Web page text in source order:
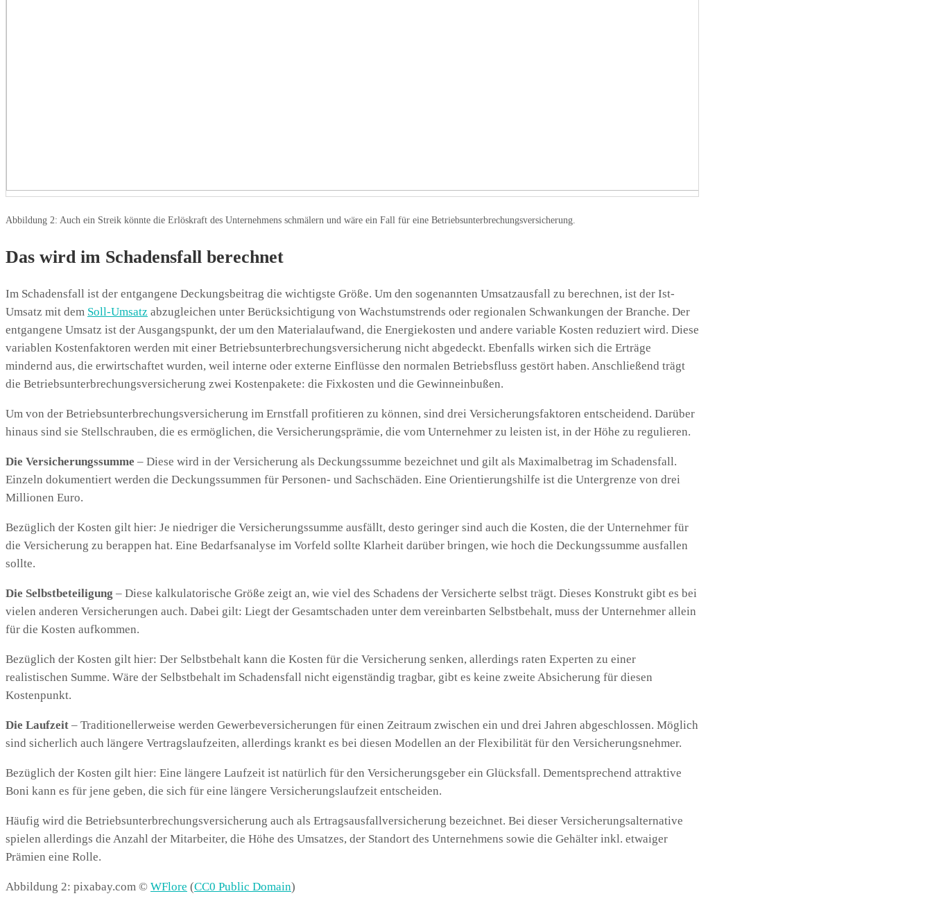
Abbildung 2: Auch ein Streik könnte die Erlöskraft des Unternehmens schmälern und wäre ein Fall für eine Betriebsunterbrechungsversicherung.
Das wird im Schadensfall berechnet
Im Schadensfall ist der entgangene Deckungsbeitrag die wichtigste Größe. Um den sogenannten Umsatzausfall zu berechnen, ist der Ist-
Umsatz mit dem Soll-Umsatz abzugleichen unter Berücksichtigung von Wachstumstrends oder regionalen Schwankungen der Branche. Der
entgangene Umsatz ist der Ausgangspunkt, der um den Materialaufwand, die Energiekosten und andere variable Kosten reduziert wird. Diese
variablen Kostenfaktoren werden mit einer Betriebsunterbrechungsversicherung nicht abgedeckt. Ebenfalls wirken sich die Erträge
mindernd aus, die erwirtschaftet wurden, weil interne oder externe Einflüsse den normalen Betriebsfluss gestört haben. Anschließend trägt
die Betriebsunterbrechungsversicherung zwei Kostenpakete: die Fixkosten und die Gewinneinbußen.
Um von der Betriebsunterbrechungsversicherung im Ernstfall profitieren zu können, sind drei Versicherungsfaktoren entscheidend. Darüber
hinaus sind sie Stellschrauben, die es ermöglichen, die Versicherungsprämie, die vom Unternehmer zu leisten ist, in der Höhe zu regulieren.
Die Versicherungssumme – Diese wird in der Versicherung als Deckungssumme bezeichnet und gilt als Maximalbetrag im Schadensfall.
Einzeln dokumentiert werden die Deckungssummen für Personen- und Sachschäden. Eine Orientierungshilfe ist die Untergrenze von drei
Millionen Euro.
Bezüglich der Kosten gilt hier: Je niedriger die Versicherungssumme ausfällt, desto geringer sind auch die Kosten, die der Unternehmer für
die Versicherung zu berappen hat. Eine Bedarfsanalyse im Vorfeld sollte Klarheit darüber bringen, wie hoch die Deckungssumme ausfallen
sollte.
Die Selbstbeteiligung – Diese kalkulatorische Größe zeigt an, wie viel des Schadens der Versicherte selbst trägt. Dieses Konstrukt gibt es bei
vielen anderen Versicherungen auch. Dabei gilt: Liegt der Gesamtschaden unter dem vereinbarten Selbstbehalt, muss der Unternehmer allein
für die Kosten aufkommen.
Bezüglich der Kosten gilt hier: Der Selbstbehalt kann die Kosten für die Versicherung senken, allerdings raten Experten zu einer
realistischen Summe. Wäre der Selbstbehalt im Schadensfall nicht eigenständig tragbar, gibt es keine zweite Absicherung für diesen
Kostenpunkt.
Die Laufzeit – Traditionellerweise werden Gewerbeversicherungen für einen Zeitraum zwischen ein und drei Jahren abgeschlossen. Möglich
sind sicherlich auch längere Vertragslaufzeiten, allerdings krankt es bei diesen Modellen an der Flexibilität für den Versicherungsnehmer.
Bezüglich der Kosten gilt hier: Eine längere Laufzeit ist natürlich für den Versicherungsgeber ein Glücksfall. Dementsprechend attraktive
Boni kann es für jene geben, die sich für eine längere Versicherungslaufzeit entscheiden.
Häufig wird die Betriebsunterbrechungsversicherung auch als Ertragsausfallversicherung bezeichnet. Bei dieser Versicherungsalternative
spielen allerdings die Anzahl der Mitarbeiter, die Höhe des Umsatzes, der Standort des Unternehmens sowie die Gehälter inkl. etwaiger
Prämien eine Rolle.
Abbildung 2: pixabay.com © WFlore (CC0 Public Domain)